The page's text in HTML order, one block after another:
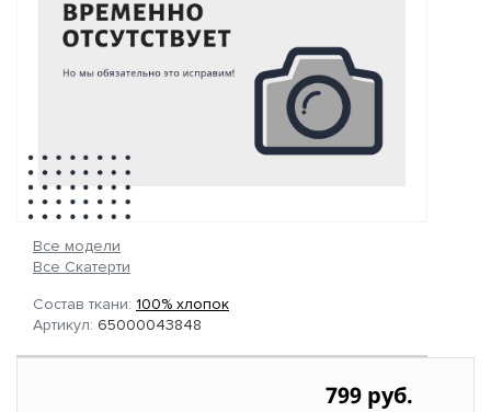
Все модели
Все Скатерти
Состав ткани: 100% хлопок
Артикул: 65000043848
799 руб.